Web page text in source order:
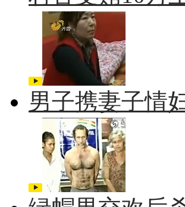
男子携妻子情